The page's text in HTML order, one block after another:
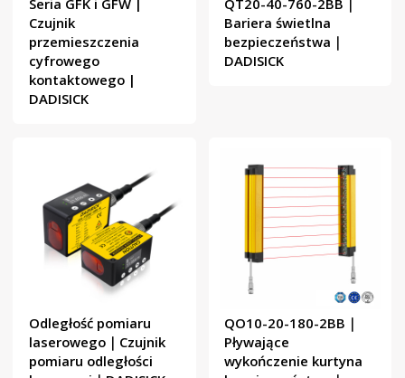
Czujnik
przemieszczenia
cyfrowego
kontaktowego |
DADISICK
Bariera świetlna
bezpieczeństwa｜
DADISICK
Odległość pomiaru
laserowego｜Czujnik
pomiaru odległości
QO10-20-180-2BB｜
Pływające
wykończenie kurtyna